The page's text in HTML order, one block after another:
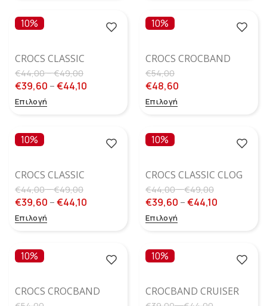
10%
CROCS CLASSIC
FANTASY PURPLE
GLITTER CLOG
€44,00–€49,00
€39,60 –€44,10
Επιλογή
10%
CROCS CROCBAND
CLOG TURBO
TEAL/MULTI GLOW
(ΛΆΜΠΕΙ ΣΤΟ
ΣΚΟΤΆΔΙ)
€54,00
€48,60
Επιλογή
10%
CROCS CLASSIC
FANTASY GLITTER
CLOG
€44,00–€49,00
€39,60 –€44,10
Επιλογή
10%
CROCS CLASSIC CLOG
ΡΟΖ ΜΕ ΚΑΡΔΙΈΣ
€44,00–€49,00
€39,60 –€44,10
Επιλογή
10%
CROCS CROCBAND
10%
CROCBAND CRUISER